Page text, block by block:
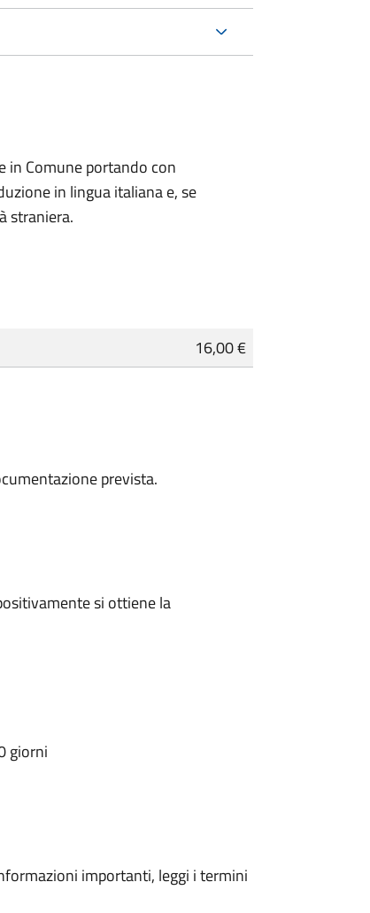
in Comune portando con
in lingua italiana e, se
straniera.
16,00 €
prevista.
si ottiene la
giorni
importanti, leggi i termini